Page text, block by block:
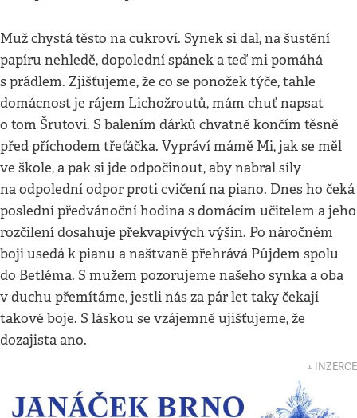
Muž chystá těsto na cukroví. Synek si dal, na šustění
papíru nehledě, dopolední spánek a teď mi pomáhá
s prádlem. Zjišťujeme, že co se ponožek týče, tahle
domácnost je rájem Lichožroutů, mám chuť napsat
o tom Šrutovi. S balením dárků chvatně končím těsně
před příchodem třeťáčka. Vypráví mámě Mi, jak se měl
ve škole, a pak si jde odpočinout, aby nabral síly
na odpolední odpor proti cvičení na piano. Dnes ho čeká
poslední předvánoční hodina s domácím učitelem a jeho
rozčilení dosahuje překvapivých výšin. Po náročném
boji usedá k pianu a naštvaně přehrává Půjdem spolu
do Betléma. S mužem pozorujeme našeho synka a oba
v duchu přemítáme, jestli nás za pár let taky čekají
takové boje. S láskou se vzájemně ujišťujeme, že
dozajista ano.
↓ INZERCE